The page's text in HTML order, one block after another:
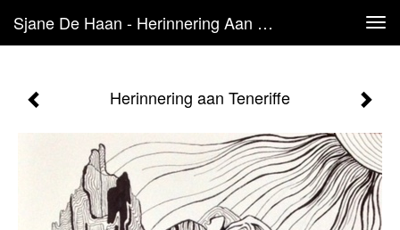
Sjane De Haan - Herinnering Aan Teneriffe
Herinnering aan Teneriffe